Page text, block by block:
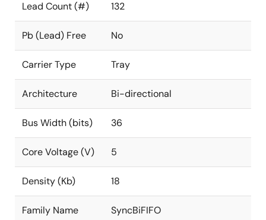
Lead Count (#) 132
Pb (Lead) Free No
Carrier Type Tray
Architecture Bi-directional
Bus Width (bits) 36
Core Voltage (V) 5
Density (Kb) 18
Family Name SyncBiFIFO